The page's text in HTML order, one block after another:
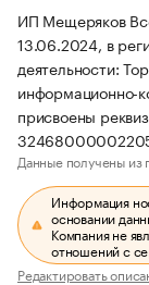
ИП Мещеряков
13.06.2024, в
деятельности:
информационно-
присвоены
Данные получены из
Информация
основании
Компания не
отношений с
Редактировать